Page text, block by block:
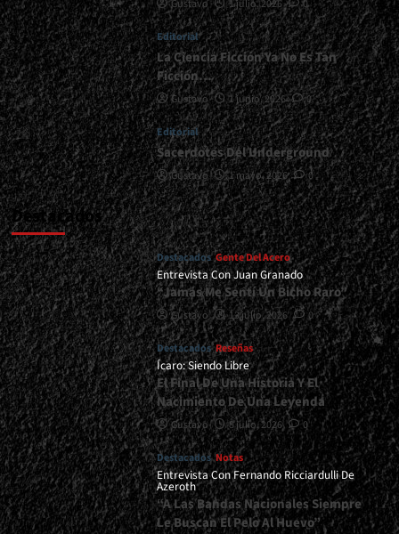
Avenue,
Etc)
<span>
|
</span>
</small>
<div>“Soy
Un
Chico
De
Los
´80”</div>
Gustavo 1 julio, 2026 0
Editorial
La Ciencia Ficción Ya No Es Tan
Ficción…
Gustavo 1 junio, 2026 0
Editorial
Sacerdotes Del Underground
Gustavo 1 mayo, 2026 0
Destacados
Destacados Gente Del Acero
Entrevista Con Juan Granado
“Jamás Me Sentí Un Bicho Raro”
Gustavo 13 julio, 2026 0
Destacados Reseñas
Ícaro: Siendo Libre
El Final De Una Historia Y El
Nacimiento De Una Leyenda
Gustavo 8 julio, 2026 0
Destacados Notas
Entrevista Con Fernando Ricciardulli De
Azeroth
“A Las Bandas Nacionales Siempre
Le Buscan El Pelo Al Huevo”